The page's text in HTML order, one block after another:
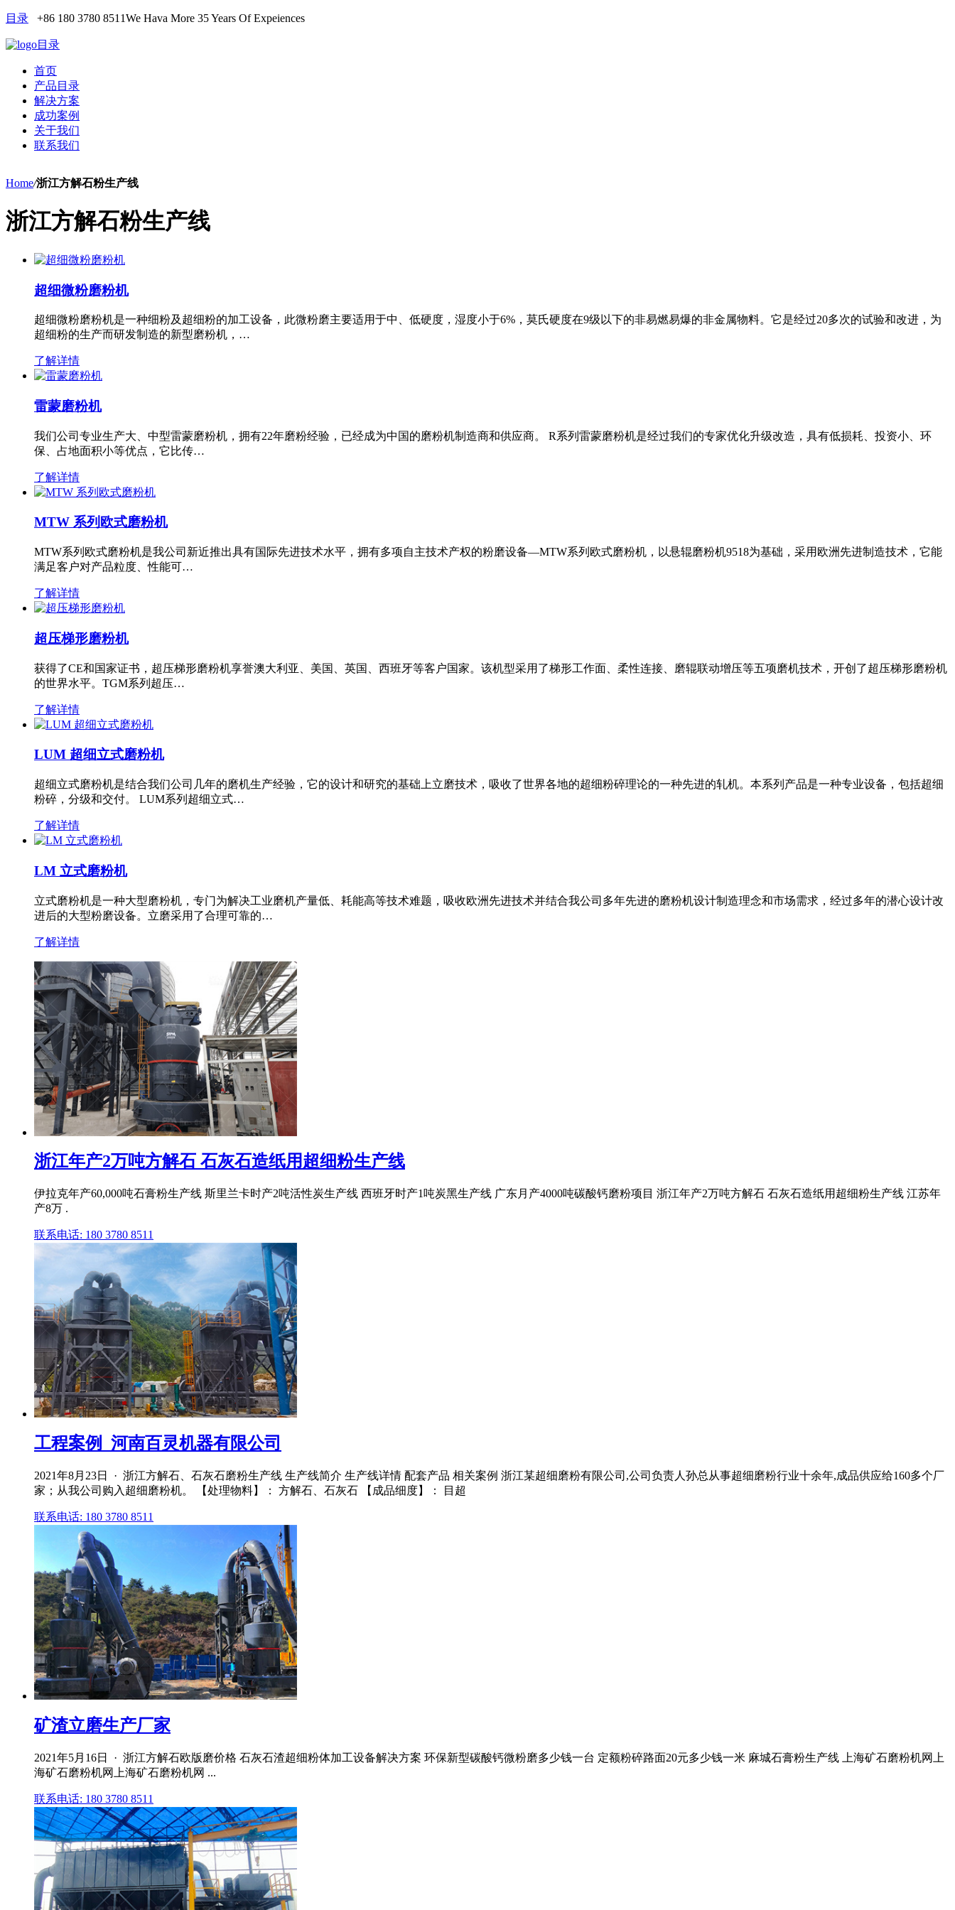
目录 +86 180 3780 8511We Hava More 35 Years Of Expeiences
目录
首页
产品目录
解决方案
成功案例
关于我们
联系我们
Home/浙江方解石粉生产线
浙江方解石粉生产线
超细微粉磨粉机
超细微粉磨粉机是一种细粉及超细粉的加工设备，此微粉磨主要适用于中、低硬度，湿度小于6%，莫氏硬度在9级以下的非易燃易爆的非金属物料。它是经过20多次的试验和改进，为
超细粉的生产而研发制造的新型磨粉机，…
了解详情
雷蒙磨粉机
我们公司专业生产大、中型雷蒙磨粉机，拥有22年磨粉经验，已经成为中国的磨粉机制造商和供应商。 R系列雷蒙磨粉机是经过我们的专家优化升级改造，具有低损耗、投资小、环
保、占地面积小等优点，它比传…
了解详情
MTW 系列欧式磨粉机
MTW系列欧式磨粉机是我公司新近推出具有国际先进技术水平，拥有多项自主技术产权的粉磨设备—MTW系列欧式磨粉机，以悬辊磨粉机9518为基础，采用欧洲先进制造技术，它能
满足客户对产品粒度、性能可…
了解详情
超压梯形磨粉机
获得了CE和国家证书，超压梯形磨粉机享誉澳大利亚、美国、英国、西班牙等客户国家。该机型采用了梯形工作面、柔性连接、磨辊联动增压等五项磨机技术，开创了超压梯形磨粉机
的世界水平。TGM系列超压…
了解详情
LUM 超细立式磨粉机
超细立式磨粉机是结合我们公司几年的磨机生产经验，它的设计和研究的基础上立磨技术，吸收了世界各地的超细粉碎理论的一种先进的轧机。本系列产品是一种专业设备，包括超细
粉碎，分级和交付。 LUM系列超细立式…
了解详情
LM 立式磨粉机
立式磨粉机是一种大型磨粉机，专门为解决工业磨机产量低、耗能高等技术难题，吸收欧洲先进技术并结合我公司多年先进的磨粉机设计制造理念和市场需求，经过多年的潜心设计改
进后的大型粉磨设备。立磨采用了合理可靠的…
了解详情
浙江年产2万吨方解石 石灰石造纸用超细粉生产线
伊拉克年产60,000吨石膏粉生产线 斯里兰卡时产2吨活性炭生产线 西班牙时产1吨炭黑生产线 广东月产4000吨碳酸钙磨粉项目 浙江年产2万吨方解石 石灰石造纸用超细粉生产线 江苏年
产8万 .
联系电话: 180 3780 8511
工程案例_河南百灵机器有限公司
2021年8月23日 · 浙江方解石、石灰石磨粉生产线 生产线简介 生产线详情 配套产品 相关案例 浙江某超细磨粉有限公司,公司负责人孙总从事超细磨粉行业十余年,成品供应给160多个厂
家；从我公司购入超细磨粉机。 【处理物料】： 方解石、石灰石 【成品细度】： 目超
联系电话: 180 3780 8511
矿渣立磨生产厂家
2021年5月16日 · 浙江方解石欧版磨价格 石灰石渣超细粉体加工设备解决方案 环保新型碳酸钙微粉磨多少钱一台 定额粉碎路面20元多少钱一米 麻城石膏粉生产线 上海矿石磨粉机网上
海矿石磨粉机网上海矿石磨粉机网 ...
联系电话: 180 3780 8511